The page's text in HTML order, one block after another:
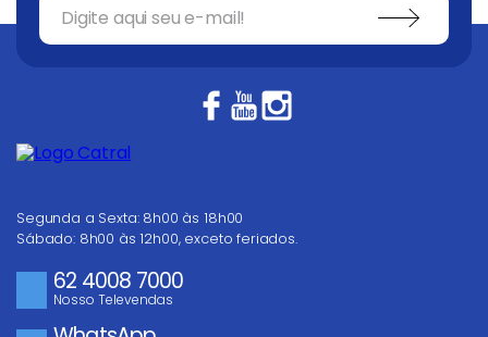
Segunda a Sexta: 8h00 às 18h00
Sábado: 8h00 às 12h00, exceto feriados.
62 4008 7000
Nosso Televendas